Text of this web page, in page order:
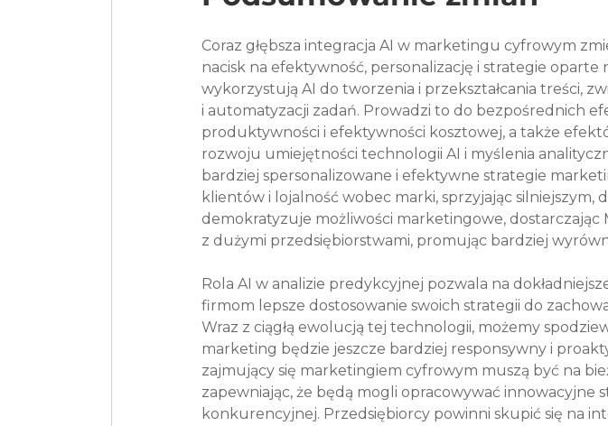
Coraz głębsza integracja AI w marketingu cyfrowym
nacisk na efektywność, personalizację i strategie
wykorzystują AI do tworzenia i przekształcania treści,
i automatyzacji zadań. Prowadzi to do bezpośrednich
produktywności i efektywności kosztowej, a także
rozwoju umiejętności technologii AI i myślenia
bardziej spersonalizowane i efektywne strategie
klientów i lojalność wobec marki, sprzyjając silniejszym,
demokratyzuje możliwości marketingowe, dostarczając
z dużymi przedsiębiorstwami, promując bardziej
Rola AI w analizie predykcyjnej pozwala na
firmom lepsze dostosowanie swoich strategii do
Wraz z ciągłą ewolucją tej technologii, możemy
marketing będzie jeszcze bardziej responsywny i
zajmujący się marketingiem cyfrowym muszą być na
zapewniając, że będą mogli opracowywać innowacyjne
konkurencyjnej. Przedsiębiorcy powinni skupić się na